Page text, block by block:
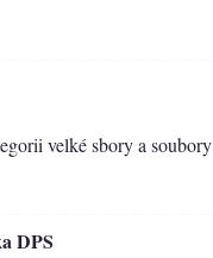
velké sbory a soubory
DPS